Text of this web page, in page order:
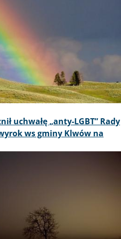
uchwałę „anty-LGBT” Rady
ws gminy Klwów na